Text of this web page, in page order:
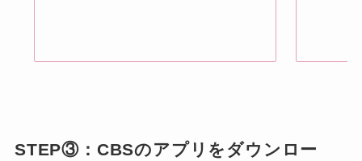
STEP③：CBSのアプリをダウンロー